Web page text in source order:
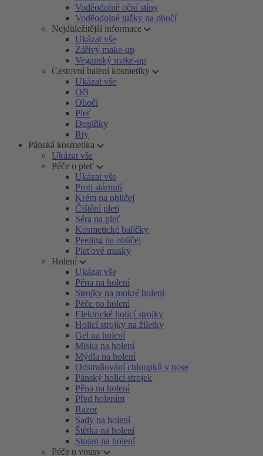
Voděodolné oční stíny
Voděodolné tužky na obočí
Nejdůležitější informace
Ukázat vše
Zářivý make-up
Veganský make-up
Cestovní balení kosmetiky
Ukázat vše
Oči
Obočí
Pleť
Doplňky
Rty
Pánská kosmetika
Ukázat vše
Péče o pleť
Ukázat vše
Proti stárnutí
Krém na obličej
Čištění pleti
Séra na pleť
Kosmetické balíčky
Peeling na obličej
Pleťové masky
Holení
Ukázat vše
Pěna na holení
Strojky na mokré holení
Péče po holení
Elektrické holicí strojky
Holicí strojky na žiletky
Gel na holení
Miska na holení
Mýdla na holení
Odstraňování chloupků v nose
Pánský holicí strojek
Pěna na holení
Před holením
Razor
Sady na holení
Štětka na holení
Stojan na holení
Péče o vousy